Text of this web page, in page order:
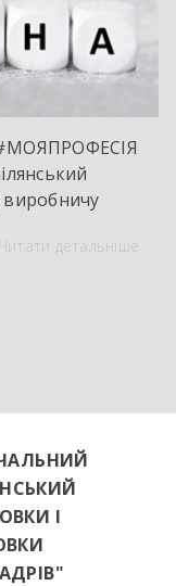
фахівцях. […]
Читати детальніше
І